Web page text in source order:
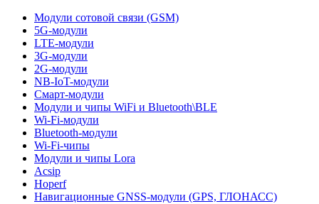
Модули сотовой связи (GSM)
5G-модули
LTE-модули
3G-модули
2G-модули
NB-IoT-модули
Смарт-модули
Модули и чипы WiFi и Bluetooth\BLE
Wi-Fi-модули
Bluetooth-модули
Wi-Fi-чипы
Модули и чипы Lora
Acsip
Hoperf
Навигационные GNSS-модули (GPS, ГЛОНАСС)